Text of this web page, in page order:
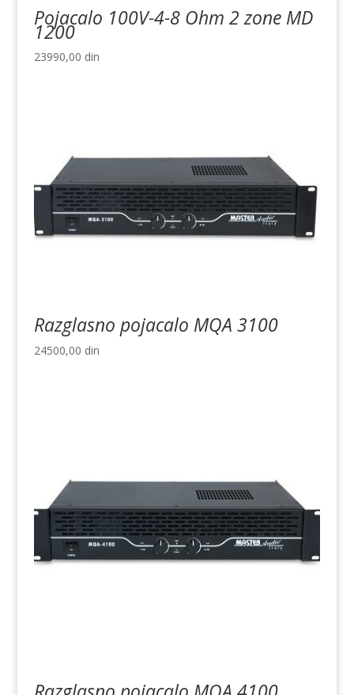
Pojacalo 100V-4-8 Ohm 2 zone MD
1200
23990,00 din
Razglasno pojacalo MQA 3100
24500,00 din